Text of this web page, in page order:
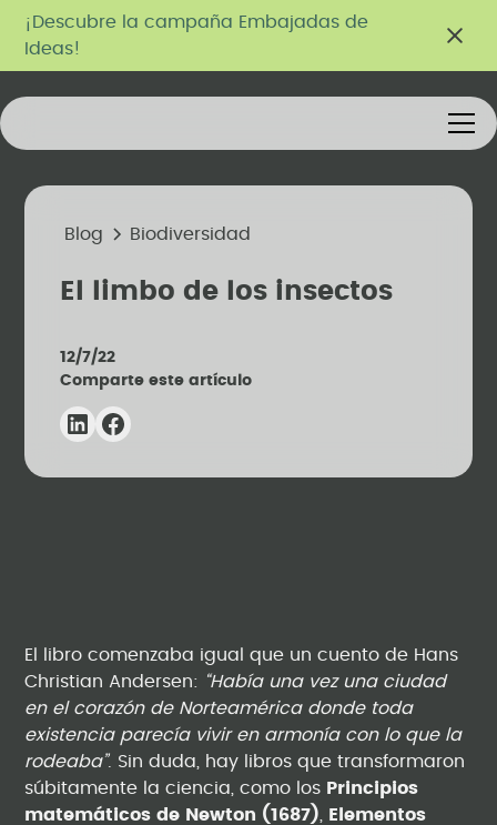
¡Descubre la campaña Embajadas de
Ideas!
Blog Biodiversidad
El limbo de los insectos
12/7/22
Comparte este artículo
El libro comenzaba igual que un cuento de Hans
Christian Andersen:
“Había una vez una ciudad
en el corazón de Norteamérica donde toda
existencia parecía vivir en armonía con lo que la
rodeaba”. Sin duda, hay libros que transformaron
súbitamente la ciencia, como los Principios
matemáticos de Newton (1687)
Elementos